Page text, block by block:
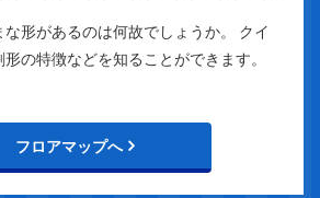
な形があるのは何故でしょうか。 クイ
の特徴などを知ることができます。
フロアマップへ